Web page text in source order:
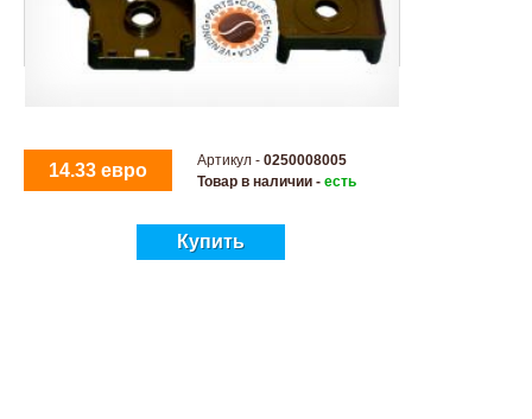
14.33 евро Артикул - 0250008005
Товар в наличии - есть
Купить